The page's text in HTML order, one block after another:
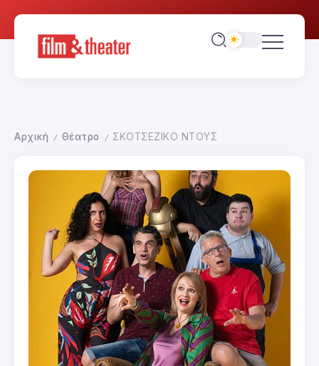
Αρχική / Θέατρο / ΣΚΟΤΣΕΖΙΚΟ ΝΤΟΥΣ